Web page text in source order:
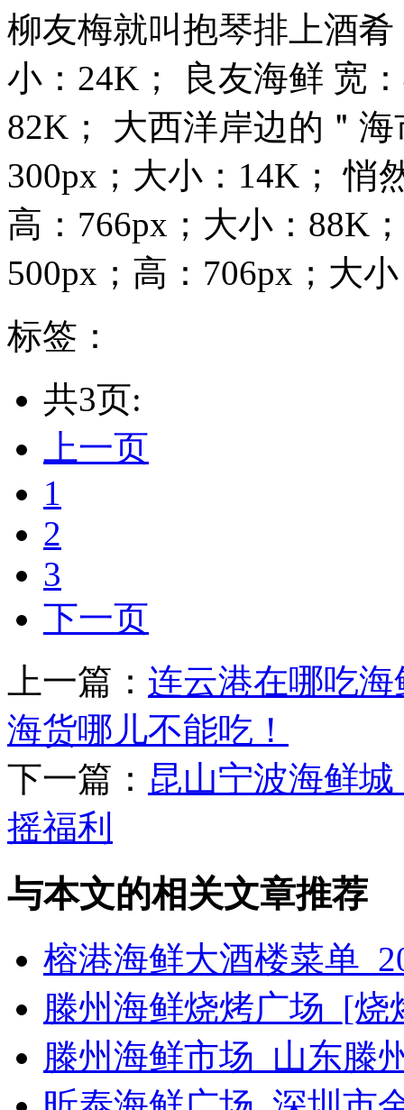
柳友梅就叫抱琴排上酒
小：24K； 良友海鲜 宽
82K； 大西洋岸边的＂
300px；大小：14K； 悄
高：766px；大小：88K
500px；高：706px；大
标签：
共3页:
上一页
1
2
3
下一页
上一篇： 连云港在哪吃
海货哪儿不能吃！
下一篇： 昆山宁波海鲜
摇福利
与本文的相关文章推荐
榕港海鲜大酒楼菜单
滕州海鲜烧烤广场_[
滕州海鲜市场_山东滕